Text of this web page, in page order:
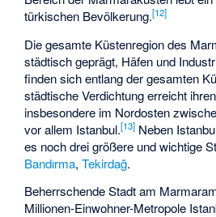
türkischen Bevölkerung.[12]
Die gesamte Küstenregion des
städtisch geprägt, Häfen und
finden sich entlang der gesamten
städtische Verdichtung erreicht
insbesondere im Nordosten
vor allem Istanbul.[13] Neben
es noch drei größere und wichtige
Bandırma,Tekirdağ.
Beherrschende Stadt am
Millionen-Einwohner-Metropole